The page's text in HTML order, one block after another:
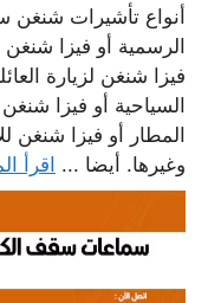
أنواع تأشيرات شنغن
الرسمية أو فيزا
فيزا شنغن لزيارة
السياحية أو فيزا
المطار أو فيزا شنغن
وغيرها. أيضا ...
اقرأ